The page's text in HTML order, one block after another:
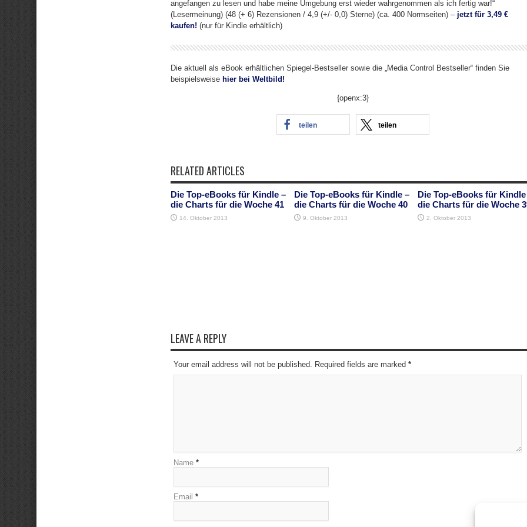
angefangen zu lesen und habe meine Umgebung erst wieder wahrgenommen als ich fertig war!“
(Lesermeinung) (48 (+ 6) Rezensionen / 4,9 (+/- 0,0) Sterne) (ca. 400 Normseiten) – jetzt für 3,49 €
kaufen! (nur für Kindle erhältlich)
Die aktuell als eBook erhältlichen Spiegel-Bestseller sowie die „Media Control Bestseller“ finden Sie
beispielsweise hier bei Weltbild!
{openx:3}
teilen teilen
RELATED ARTICLES
Die Top-eBooks für Kindle –
die Charts für die Woche 41
14. Oktober 2013
Die Top-eBooks für Kindle –
die Charts für die Woche 40
9. Oktober 2013
Die Top-eBooks für Kindle
die Charts für die Woche
2. Oktober 2013
LEAVE A REPLY
Your email address will not be published. Required fields are marked *
Name *
Email *